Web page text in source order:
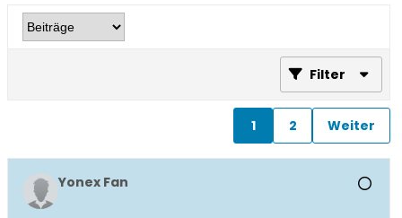
Filter
1 2 Weiter
Yonex Fan